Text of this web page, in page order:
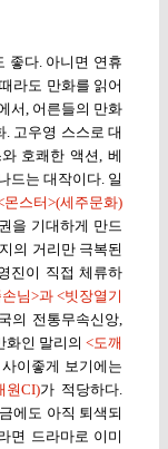
좋다. 아니면 연휴
라도 만화를 읽어
서, 어른들의 만화
고우영 스스로 대
호쾌한 액션, 베
드는 대작이다. 일
몬스터>(세주문화)
을 기대하게 만드
의 거리만 극복된
진이 직접 체류하
님>과 <빗장열기
의 전통무속신앙,
화인 말리의<도깨
이좋게 보기에는
원CI)가 적당하다.
에도 아직 퇴색되
면 드라마로 이미